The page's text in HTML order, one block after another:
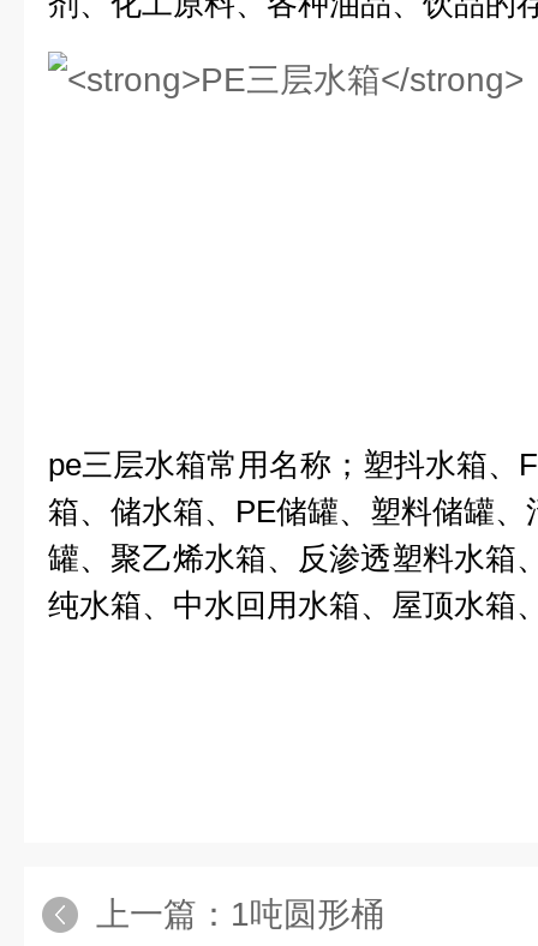
pe三层水箱常用名称；塑抖水箱、
箱、储水箱、PE储罐、塑料储罐
罐、聚乙烯水箱、反渗透塑料水箱
纯水箱、中水回用水箱、屋顶水箱
上一篇： 1吨圆形桶